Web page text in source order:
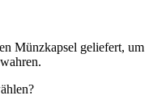
Münzkapsel geliefert, um